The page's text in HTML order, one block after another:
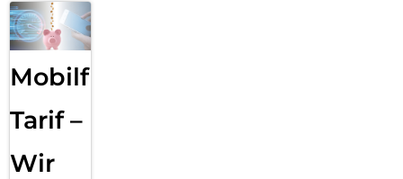
Mobilfunk
Tarif –
Wir